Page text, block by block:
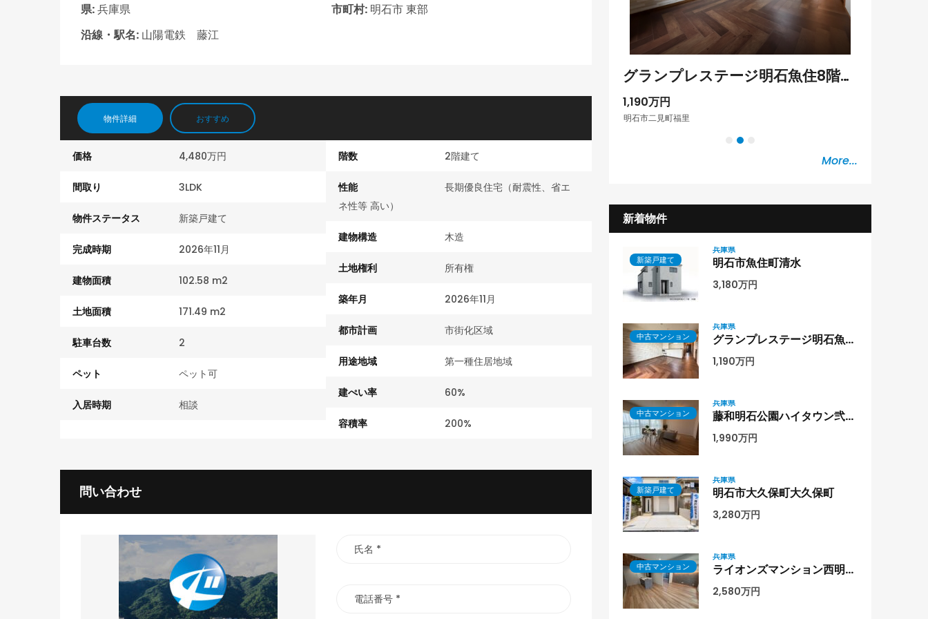
県:兵庫県
沿線・駅名: 山陽電鉄 藤江
市町村: 明石市 東部
物件詳細 おすすめ
価格 4,480万円
間取り 3LDK
物件ステータス 新築戸建て
完成時期 2026年11月
建物面積 102.58 m2
土地面積 171.49 m2
駐車台数 2
ペット ペット可
入居時期 相談
階数 2階建て
性能
長期優良住宅（耐震性、省エ
ネ性等 高い）
建物構造 木造
土地権利 所有権
築年月 2026年11月
都市計画 市街化区域
用途地域 第一種住居地域
建ぺい率 60%
容積率 200%
問い合わせ
1,990万円
明石市茶園場町
グランプレステージ明石魚住8階部分
1,190万円
明石市二見町福里
More...
新着物件
新築戸建て
兵庫県
明石市魚住町清水
3,180万円
中古マンション
兵庫県
グランプレステージ明石魚住8階部分
1,190万円
中古マンション
兵庫県
藤和明石公園ハイタウン弐号棟 9階部分
1,990万円
新築戸建て
兵庫県
明石市大久保町大久保町
3,280万円
中古マンション
兵庫県
ライオンズマンション西明石第二1階部分
2,580万円